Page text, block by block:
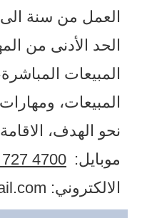
العمل من سنة
الحد الأدنى من
المبيعات
المبيعات،
نحو الهدف،
موبايل: 4700
الالكتروني: